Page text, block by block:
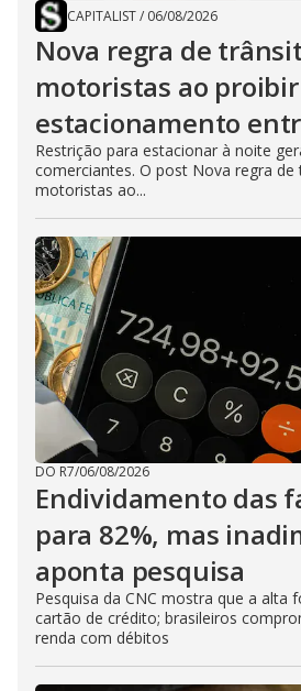
CAPITALIST/ 06/08/2026
Nova regra de
motoristas ao proibir
estacionamento
Restrição para estacionar à noite
comerciantes. O post Nova regra
motoristas ao...
DO R7/06/08/2026
Endividamento das
para 82%, mas
aponta pesquisa
Pesquisa da CNC mostra que a alta
cartão de crédito; brasileiros
renda com débitos